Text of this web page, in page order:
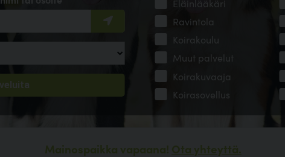
Eläinlääkäri
Ravintola
Koirakoulu
Muut palvelut
Koirakuvaaja
Koirasovellus
Mainospaikka vapaana! Ota yhteyttä.